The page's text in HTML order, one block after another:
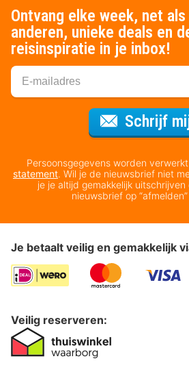
Ontvang elke week, net
anderen, unieke deals en
reisinspiratie in je inbox!
Schrijf
Persoonsgegevens worden
statement. Wil je de nieuwsbrief niet
je je altijd gemakkelijk
nieuwsbrief op
Je betaalt veilig en gemakkelijk
Veilig reserveren: